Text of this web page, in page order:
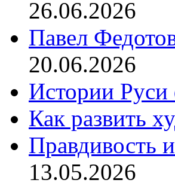
26.06.2026
Павел
20.06.2026
Истории Руси
Как развить
Правдивость
13.05.2026